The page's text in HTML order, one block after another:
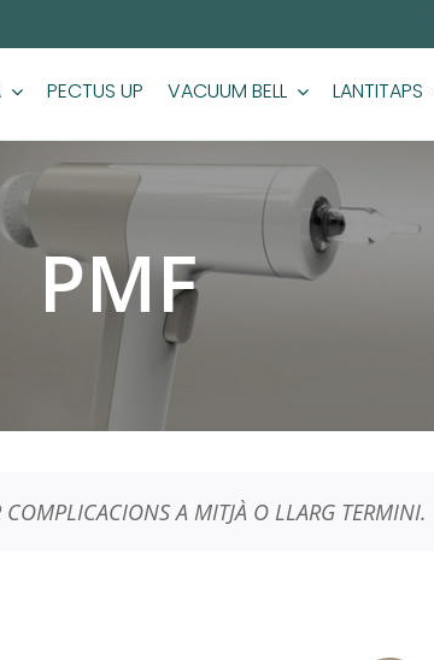
PECTUS UP VACUUM BELL LANTITAPS
PMF
A MITJÀ O LLARG TERMINI.